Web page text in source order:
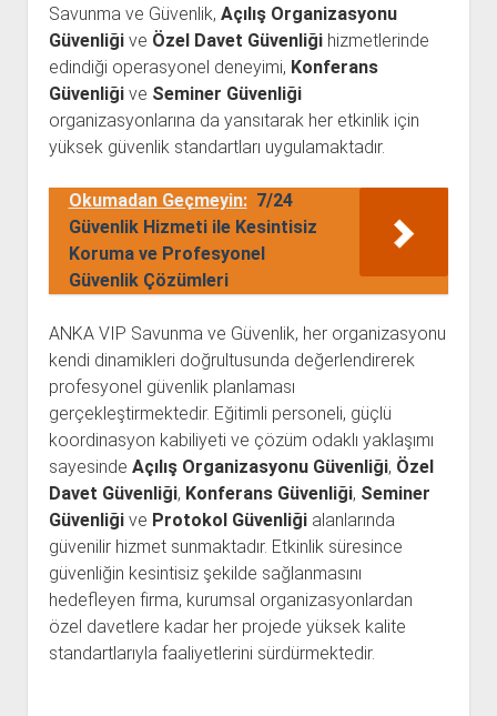
Savunma ve Güvenlik, Açılış Organizasyonu
Güvenliğive Özel Davet Güvenliğihizmetlerinde
edindiği operasyonel deneyimi, Konferans
Güvenliğive Seminer Güvenliği
organizasyonlarına da yansıtarak her etkinlik için
yüksek güvenlik standartları uygulamaktadır.
Okumadan Geçmeyin: 7/24
Güvenlik Hizmeti ile Kesintisiz
Koruma ve Profesyonel
Güvenlik Çözümleri
ANKA VIP Savunma ve Güvenlik, her organizasyonu
kendi dinamikleri doğrultusunda değerlendirerek
profesyonel güvenlik planlaması
gerçekleştirmektedir. Eğitimli personeli, güçlü
koordinasyon kabiliyeti ve çözüm odaklı yaklaşımı
sayesinde Açılış Organizasyonu Güvenliği, Özel
Davet Güvenliği, Konferans Güvenliği, Seminer
Güvenliğive Protokol Güvenliğialanlarında
güvenilir hizmet sunmaktadır. Etkinlik süresince
güvenliğin kesintisiz şekilde sağlanmasını
hedefleyen firma, kurumsal organizasyonlardan
özel davetlere kadar her projede yüksek kalite
standartlarıyla faaliyetlerini sürdürmektedir.